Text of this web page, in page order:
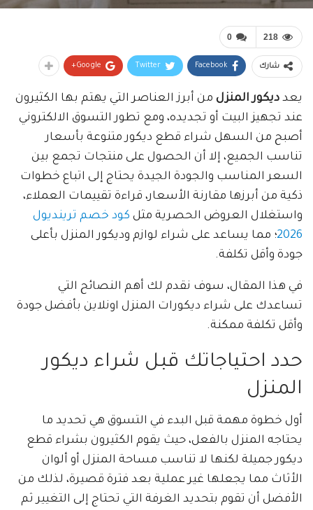
0 218
شارك Facebook
Twitter
Google+
يعد ديكور المنزل من أبرز العناصر التي يهتم بها الكثيرون
عند تجهيز البيت أو تجديده، ومع تطور التسوق الالكتروني
أصبح من السهل شراء قطع ديكور متنوعة بأسعار
تناسب الجميع، إلا أن الحصول على منتجات تجمع بين
السعر المناسب والجودة الجيدة يحتاج إلى اتباع خطوات
ذكية من أبرزها مقارنة الأسعار، قراءة تقييمات العملاء،
واستغلال العروض الحصرية مثل كود خصم ترينديول
2026؛ مما يساعد على شراء لوازم وديكور المنزل بأعلى
جودة وأقل تكلفة.
في هذا المقال، سوف نقدم لك أهم النصائح التي
تساعدك على شراء ديكورات المنزل اونلاين بأفضل جودة
وأقل تكلفة ممكنة.
حدد احتياجاتك قبل شراء ديكور
المنزل
أول خطوة مهمة قبل البدء في التسوق هي تحديد ما
يحتاجه المنزل بالفعل، حيث يقوم الكثيرون بشراء قطع
ديكور جميلة لكنها لا تناسب مساحة المنزل أو ألوان
الأثاث مما يجعلها غير عملية بعد فترة قصيرة، لذلك من
الأفضل أن تقوم بتحديد الغرفة التي تحتاج إلى التغيير ثم